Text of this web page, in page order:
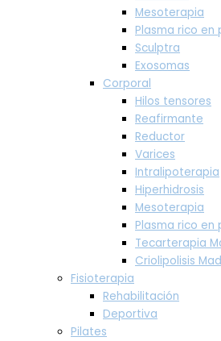
Mesoterapia
Plasma rico en
Sculptra
Exosomas
Corporal
Hilos tensores
Reafirmante
Reductor
Varices
Intralipoterapia
Hiperhidrosis
Mesoterapia
Plasma rico en
Tecarterapia
Criolipolisis
Fisioterapia
Rehabilitación
Deportiva
Pilates